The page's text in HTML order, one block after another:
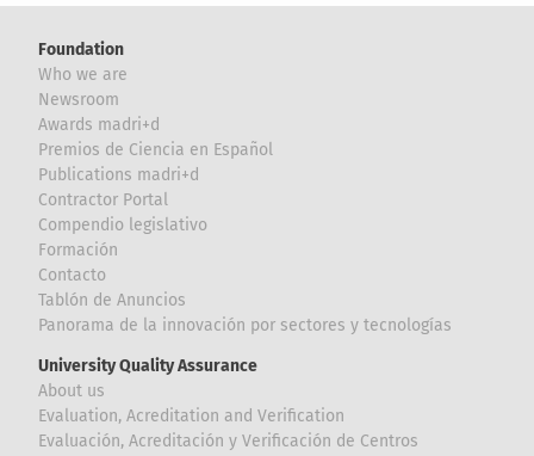
Foundation
Who we are
Newsroom
Awards madri+d
Premios de Ciencia en Español
Publications madri+d
Contractor Portal
Compendio legislativo
Formación
Contacto
Tablón de Anuncios
Panorama de la innovación por sectores y tecnologías
University Quality Assurance
About us
Evaluation, Acreditation and Verification
Evaluación, Acreditación y Verificación de Centros